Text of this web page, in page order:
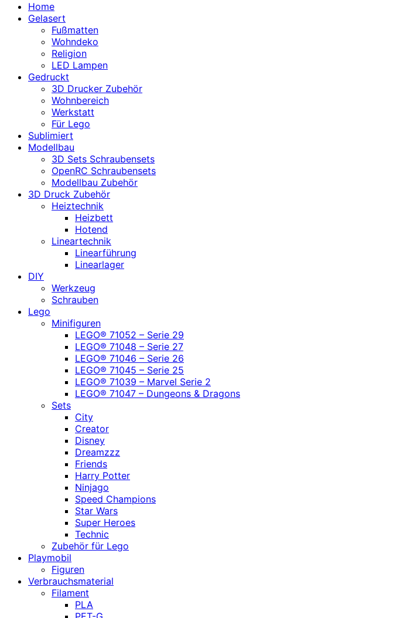
Home
Gelasert
Fußmatten
Wohndeko
Religion
LED Lampen
Gedruckt
3D Drucker Zubehör
Wohnbereich
Werkstatt
Für Lego
Sublimiert
Modellbau
3D Sets Schraubensets
OpenRC Schraubensets
Modellbau Zubehör
3D Druck Zubehör
Heiztechnik
Heizbett
Hotend
Lineartechnik
Linearführung
Linearlager
DIY
Werkzeug
Schrauben
Lego
Minifiguren
LEGO® 71052 – Serie 29
LEGO® 71048 – Serie 27
LEGO® 71046 – Serie 26
LEGO® 71045 – Serie 25
LEGO® 71039 – Marvel Serie 2
LEGO® 71047 – Dungeons & Dragons
Sets
City
Creator
Disney
Dreamzzz
Friends
Harry Potter
Ninjago
Speed Champions
Star Wars
Super Heroes
Technic
Zubehör für Lego
Playmobil
Figuren
Verbrauchsmaterial
Filament
PLA